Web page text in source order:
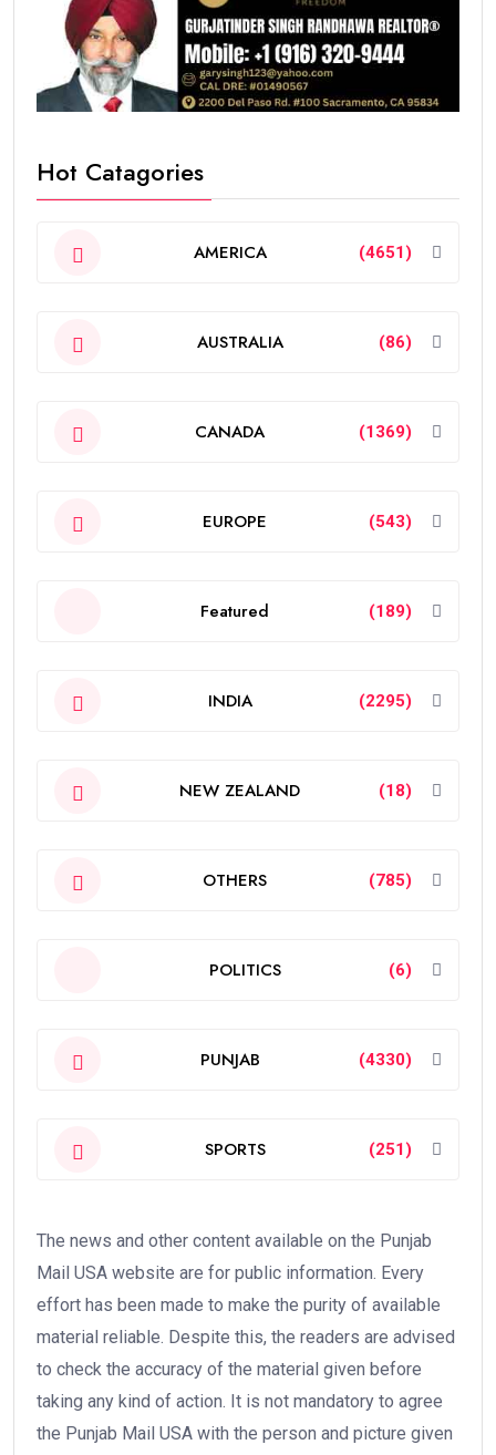
Hot Catagories
AMERICA (4651)
AUSTRALIA (86)
CANADA (1369)
EUROPE (543)
Featured (189)
INDIA (2295)
NEW ZEALAND (18)
OTHERS (785)
POLITICS (6)
PUNJAB (4330)
SPORTS (251)
The news and other content available on the Punjab
Mail USA website are for public information. Every
effort has been made to make the purity of available
material reliable. Despite this, the readers are advised
to check the accuracy of the material given before
taking any kind of action. It is not mandatory to agree
the Punjab Mail USA with the person and picture given